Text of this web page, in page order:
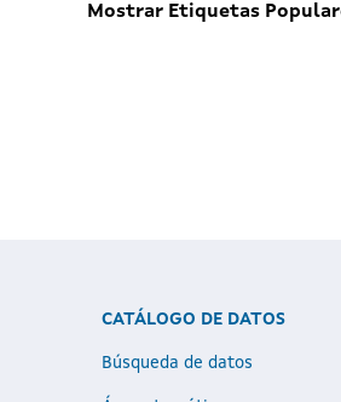
Mostrar Etiquetas
CATÁLOGO DE DATOS
Búsqueda de datos